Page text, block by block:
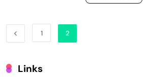
1 2
Links